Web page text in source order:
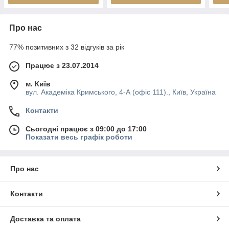
Про нас
77% позитивних з 32 відгуків за рік
Працює з 23.07.2014
м. Київ
вул. Академіка Кримського, 4-А (офіс 111)., Київ, Україна
Контакти
Сьогодні працює з 09:00 до 17:00
Показати весь графік роботи
Про нас
Контакти
Доставка та оплата